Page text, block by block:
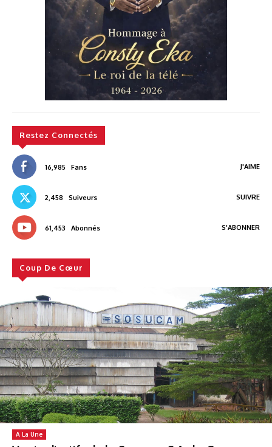
Restez Connectés
16,985 Fans J'AIME
2,458 Suiveurs SUIVRE
61,453 Abonnés S'ABONNER
Coup De Cœur
A La Une